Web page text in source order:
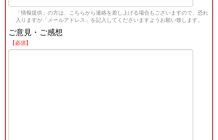
「情報提供」の方は、こちらから連絡を差し上げる場合もございますので、恐れ
入りますが「メールアドレス」を記入してくださいますようお願い致します。
ご意見・ご感想
【必須】